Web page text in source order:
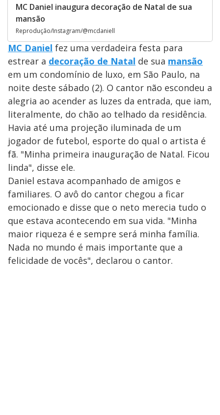
MC Daniel inaugura decoração de Natal de sua
mansão
Reprodução/Instagram/@mcdaniell
MC Daniel fez uma verdadeira festa para
estrear a decoração de Natal de sua mansão
em um condomínio de luxo, em São Paulo, na
noite deste sábado (2). O cantor não escondeu a
alegria ao acender as luzes da entrada, que iam,
literalmente, do chão ao telhado da residência.
Havia até uma projeção iluminada de um
jogador de futebol, esporte do qual o artista é
fã. "Minha primeira inauguração de Natal. Ficou
linda", disse ele.
Daniel estava acompanhado de amigos e
familiares. O avô do cantor chegou a ficar
emocionado e disse que o neto merecia tudo o
que estava acontecendo em sua vida. "Minha
maior riqueza é e sempre será minha família.
Nada no mundo é mais importante que a
felicidade de vocês", declarou o cantor.